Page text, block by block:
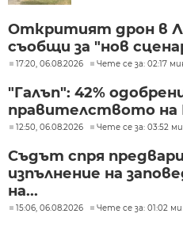
Откритият дрон в
съобщи за "нов
17:20, 06.08.2026 Чете се за: 02:17
"Галъп": 42%
правителството на
12:50, 06.08.2026 Чете се за: 03:52
Съдът спря
изпълнение на
на...
15:06, 06.08.2026 Чете се за: 01:02